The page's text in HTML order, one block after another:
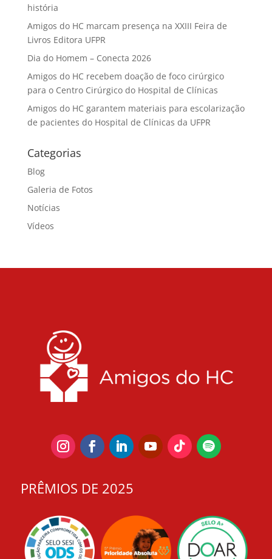
história
Amigos do HC marcam presença na XXIII Feira de
Livros Editora UFPR
Dia do Homem – Conecta 2026
Amigos do HC recebem doação de foco cirúrgico
para o Centro Cirúrgico do Hospital de Clínicas
Amigos do HC garantem materiais para escolarização
de pacientes do Hospital de Clínicas da UFPR
Categorias
Blog
Galeria de Fotos
Notícias
Vídeos
PRÊMIOS DE 2025